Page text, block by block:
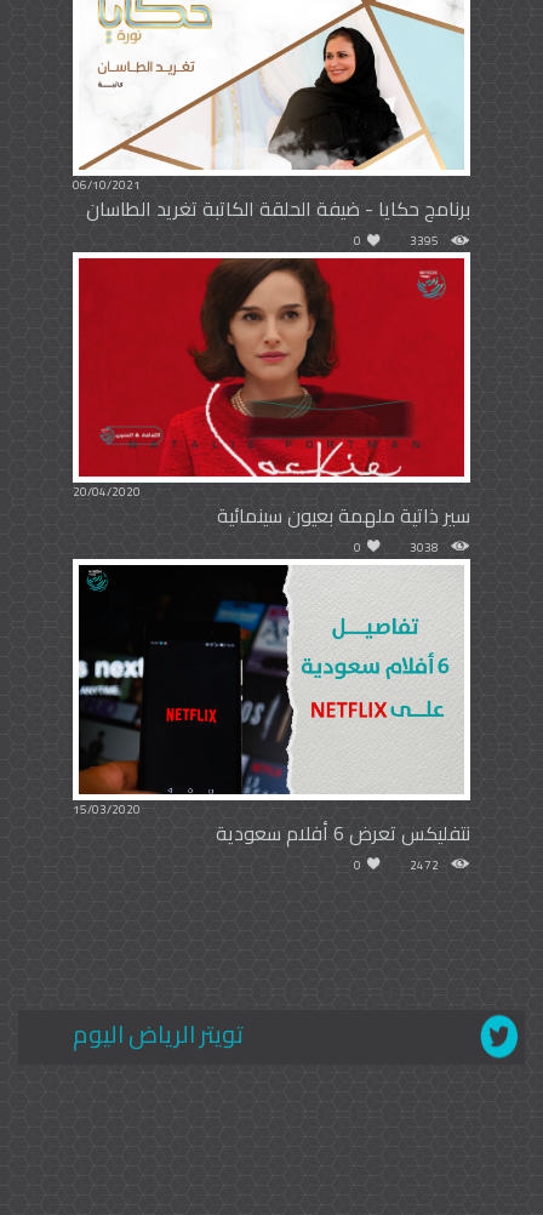
06/10/2021
برنامج حكايا - ضيفة الحلقة الكاتبة تغريد الطاسان
3395
0
20/04/2020
سير ذاتية ملهمة بعيون سينمائية
3038
0
15/03/2020
نتفليكس تعرض 6 أفلام سعودية
2472
0
تويتر الرياض اليوم